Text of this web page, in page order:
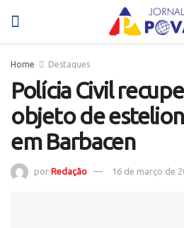
Home Destaques
Polícia Civil
objeto de
em Barbacen
por Redação 16 de março de